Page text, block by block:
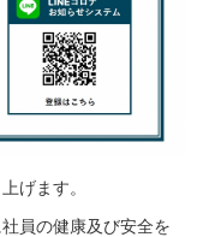
げます。
員の健康及び安全を